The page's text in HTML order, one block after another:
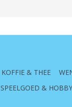
KOFFIE & THEE
SPEELGOED & HOBBY